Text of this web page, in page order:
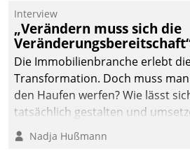
Die monatlichen
Mitteilungen zum
Heizungs- und
Wasserverbrauch gehen
automatisiert, vollständig
und auf Wunsch über
mehrere zuvor
Kommunikationswege bei
Interview
„Verändern muss sich die
Die Immobilienbranche erlebt
Transformation. Doch muss
den Haufen werfen? Wie lässt
tatsächlich gestalten und
Argumente zählen wirklich?
Nadja Hußmann